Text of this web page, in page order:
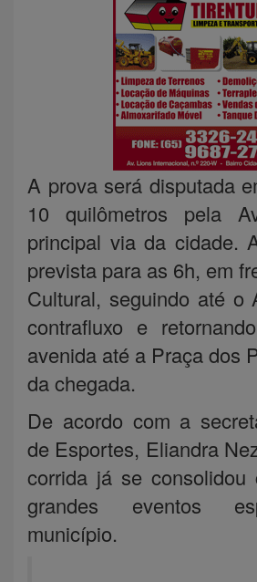
A prova será disputada
10 quilômetros pela
principal via da cidade.
prevista para as 6h, em
Cultural, seguindo até o
contrafluxo e
avenida até a Praça dos
da chegada.
De acordo com a
de Esportes, Eliandra
corrida já se consolidou
grandes eventos
município.